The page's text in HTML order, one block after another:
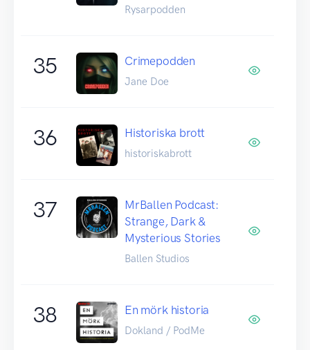
Rysarpodden
35 Crimepodden
Jane Doe
36 Historiska brott
historiskabrott
37
MrBallen Podcast:
Strange, Dark &
Mysterious Stories
Ballen Studios
38 En mörk historia
Dokland / PodMe